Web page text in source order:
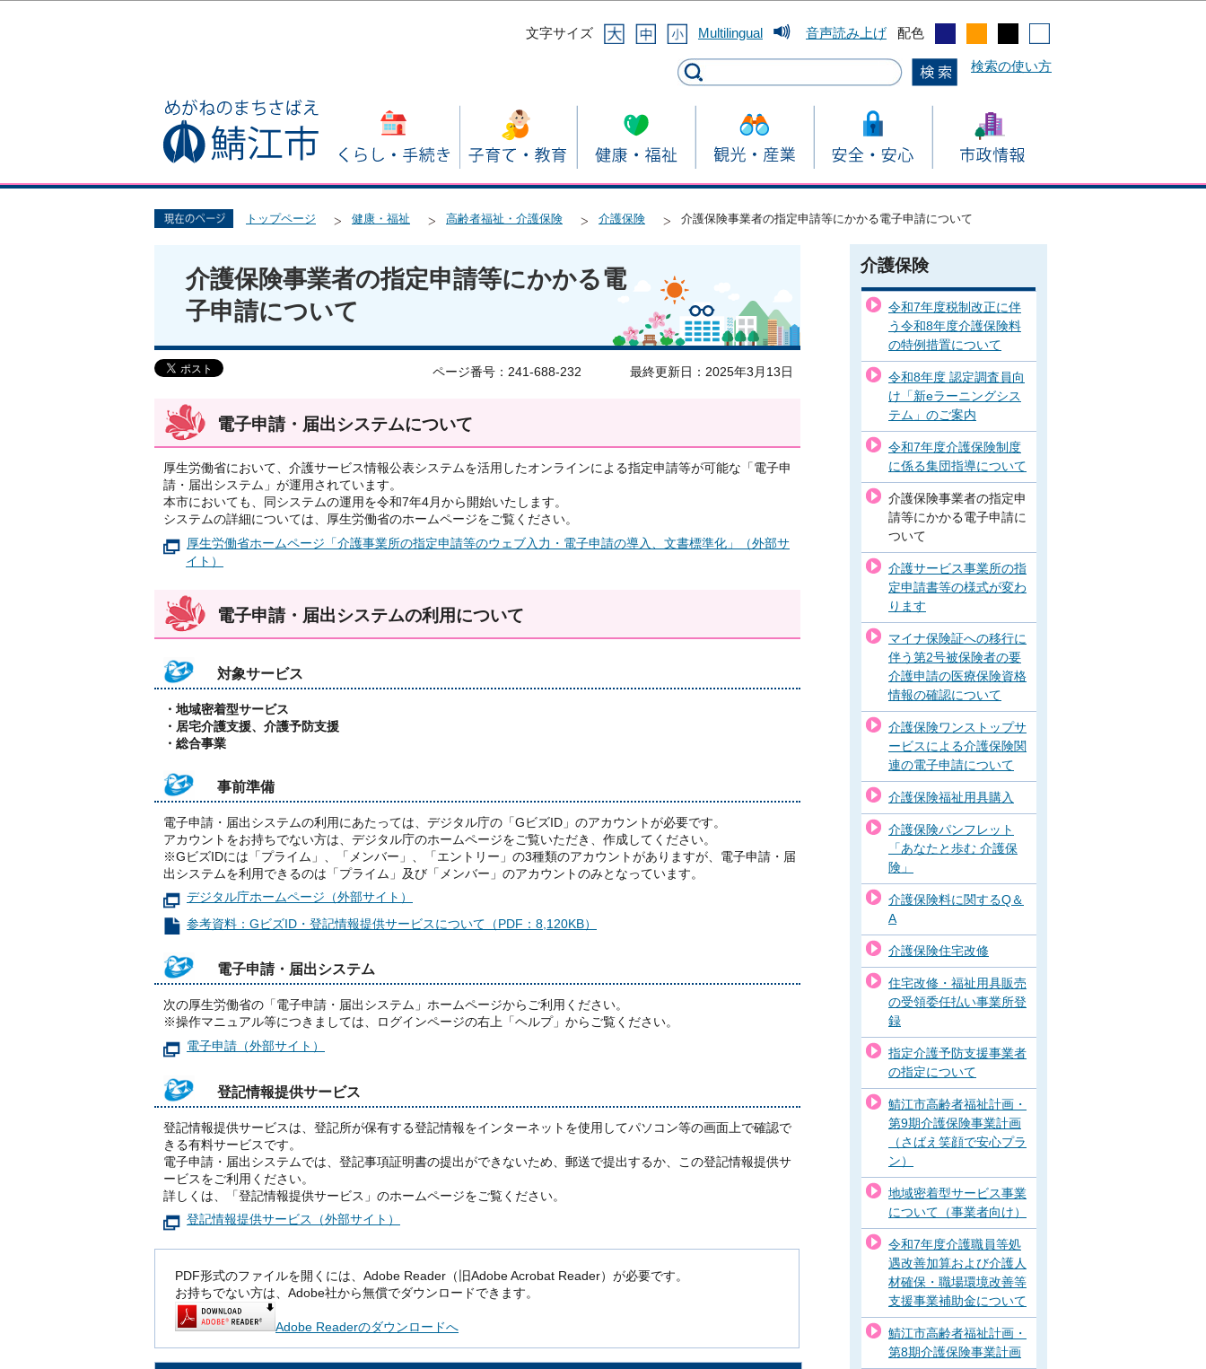
文字サイズ
Multilingual 音声読み上げ 配色
検索の使い方
トップページ 健康・福祉 高齢者福祉・介護保険 介護保険 介護保険事業者の指定申請等にかかる電子申請について
介護保険事業者の指定申請等にかかる電
子申請について
ページ番号：241-688-232 最終更新日：2025年3月13日
電子申請・届出システムについて
厚生労働省において、介護サービス情報公表システムを活用したオンラインによる指定申請等が可能な「電子申
請・届出システム」が運用されています。
本市においても、同システムの運用を令和7年4月から開始いたします。
システムの詳細については、厚生労働省のホームページをご覧ください。
厚生労働省ホームページ「介護事業所の指定申請等のウェブ⼊⼒・電⼦申請の導⼊、文書標準化」（外部サ
イト）
電子申請・届出システムの利用について
対象サービス
・地域密着型サービス
・居宅介護支援、介護予防支援
・総合事業
事前準備
電子申請・届出システムの利用にあたっては、デジタル庁の「GビズID」のアカウントが必要です。
アカウントをお持ちでない方は、デジタル庁のホームページをご覧いただき、作成してください。
※GビズIDには「プライム」、「メンバー」、「エントリー」の3種類のアカウントがありますが、電子申請・届
出システムを利用できるのは「プライム」及び「メンバー」のアカウントのみとなっています。
デジタル庁ホームページ（外部サイト）
参考資料：GビズID・登記情報提供サービスについて（PDF：8,120KB）
電子申請・届出システム
次の厚生労働省の「電子申請・届出システム」ホームページからご利用ください。
※操作マニュアル等につきましては、ログインページの右上「ヘルプ」からご覧ください。
電子申請（外部サイト）
登記情報提供サービス
登記情報提供サービスは、登記所が保有する登記情報をインターネットを使用してパソコン等の画面上で確認で
きる有料サービスです。
電子申請・届出システムでは、登記事項証明書の提出ができないため、郵送で提出するか、この登記情報提供サ
ービスをご利用ください。
詳しくは、「登記情報提供サービス」のホームページをご覧ください。
登記情報提供サービス（外部サイト）
PDF形式のファイルを開くには、Adobe Reader（旧Adobe Acrobat Reader）が必要です。
お持ちでない方は、Adobe社から無償でダウンロードできます。
Adobe Readerのダウンロードへ
介護保険
令和7年度税制改正に伴
う令和8年度介護保険料
の特例措置について
令和8年度 認定調査員向
け「新eラーニングシス
テム」のご案内
令和7年度介護保険制度
に係る集団指導について
介護保険事業者の指定申
請等にかかる電子申請に
ついて
介護サービス事業所の指
定申請書等の様式が変わ
ります
マイナ保険証への移行に
伴う第2号被保険者の要
介護申請の医療保険資格
情報の確認について
介護保険ワンストップサ
ービスによる介護保険関
連の電子申請について
介護保険福祉用具購入
介護保険パンフレット
「あなたと歩む 介護保
険」
介護保険料に関するQ＆
A
介護保険住宅改修
住宅改修・福祉用具販売
の受領委任払い事業所登
録
指定介護予防支援事業者
の指定について
鯖江市高齢者福祉計画・
第9期介護保険事業計画
（さばえ笑顔で安心プラ
ン）
地域密着型サービス事業
について（事業者向け）
令和7年度介護職員等処
遇改善加算および介護人
材確保・職場環境改善等
支援事業補助金について
鯖江市高齢者福祉計画・
第8期介護保険事業計画